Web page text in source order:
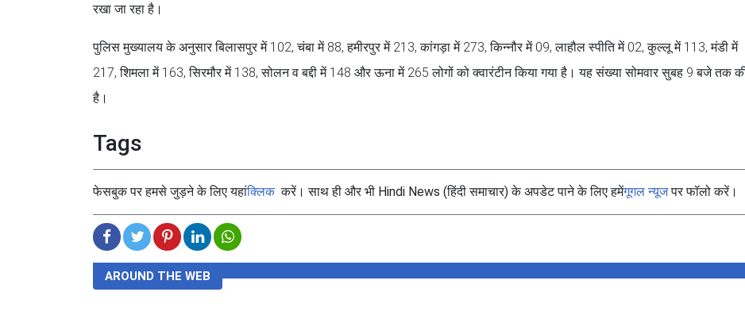
रखा जा रहा है।
पुलिस मुख्यालय के अनुसार बिलासपुर में 102, चंबा में 88, हमीरपुर में 213, कांगड़ा में 273, किन्नौर में 09, लाहौल स्पीति में 02, कुल्लू में 113, मंडी में
217, शिमला में 163, सिरमौर में 138, सोलन व बद्दी में 148 और ऊना में 265 लोगों को क्वारंटीन किया गया है। यह संख्या सोमवार सुबह 9 बजे तक
है।
Tags
फेसबुक पर हमसे जुड़ने के लिए यहांक्लिककरें। साथ ही और भी Hindi News (हिंदी समाचार) के अपडेट पाने के लिए हमेंगूगल न्यूजपर फॉलो करें।
AROUND THE WEB